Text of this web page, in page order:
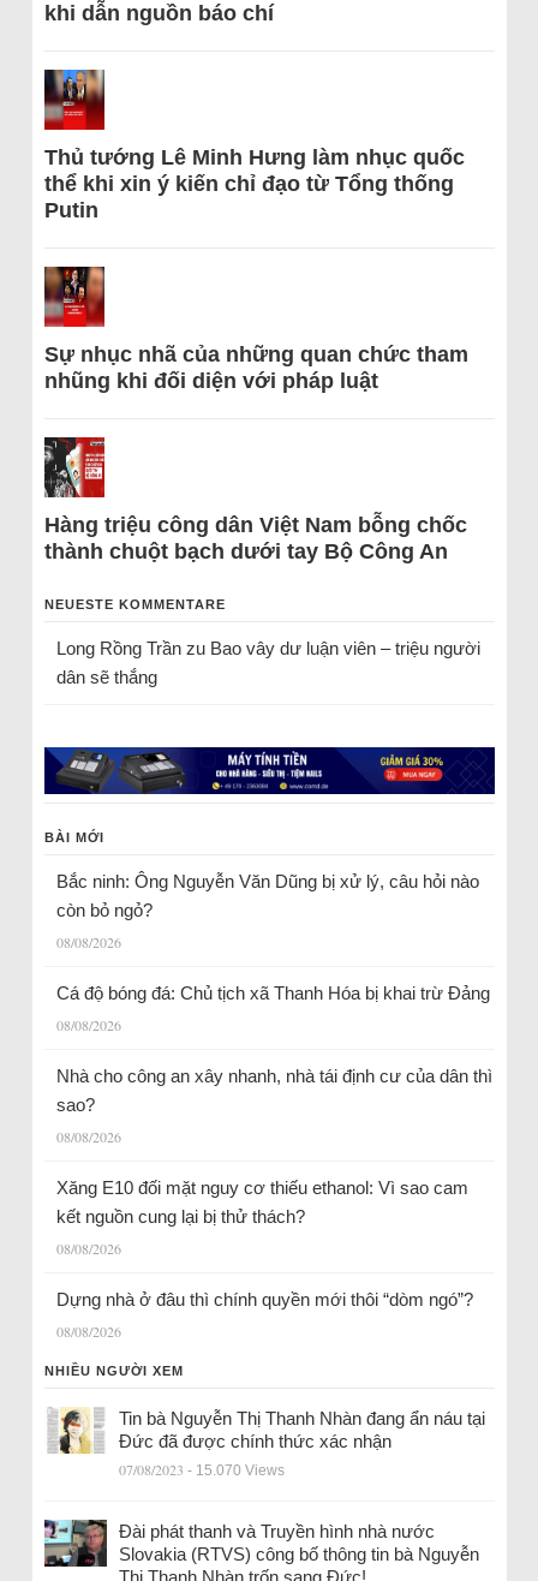
khi dẫn nguồn báo chí
Thủ tướng Lê Minh Hưng làm nhục quốc
thể khi xin ý kiến chỉ đạo từ Tổng thống
Putin
Sự nhục nhã của những quan chức tham
nhũng khi đối diện với pháp luật
Hàng triệu công dân Việt Nam bỗng chốc
thành chuột bạch dưới tay Bộ Công An
NEUESTE KOMMENTARE
Long Rồng Trầnzu Bao vây dư luận viên – triệu người
dân sẽ thắng
BÀI MỚI
Bắc ninh: Ông Nguyễn Văn Dũng bị xử lý, câu hỏi nào
còn bỏ ngỏ?
08/08/2026
Cá độ bóng đá: Chủ tịch xã Thanh Hóa bị khai trừ Đảng
08/08/2026
Nhà cho công an xây nhanh, nhà tái định cư của dân thì
sao?
08/08/2026
Xăng E10 đối mặt nguy cơ thiếu ethanol: Vì sao cam
kết nguồn cung lại bị thử thách?
08/08/2026
Dựng nhà ở đâu thì chính quyền mới thôi “dòm ngó”?
08/08/2026
NHIỀU NGƯỜI XEM
Tin bà Nguyễn Thị Thanh Nhàn đang ẩn náu tại
Đức đã được chính thức xác nhận
07/08/2023 - 15.070 Views
Đài phát thanh và Truyền hình nhà nước
Slovakia (RTVS) công bố thông tin bà Nguyễn
Thị Thanh Nhàn trốn sang Đức!